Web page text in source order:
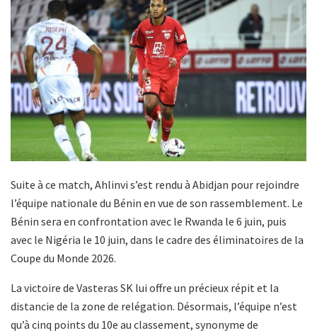
Suite à ce match, Ahlinvi s’est rendu à Abidjan pour rejoindre
l’équipe nationale du Bénin en vue de son rassemblement. Le
Bénin sera en confrontation avec le Rwanda le 6 juin, puis
avec le Nigéria le 10 juin, dans le cadre des éliminatoires de la
Coupe du Monde 2026.
La victoire de Vasteras SK lui offre un précieux répit et la
distancie de la zone de relégation. Désormais, l’équipe n’est
qu’à cinq points du 10e au classement, synonyme de